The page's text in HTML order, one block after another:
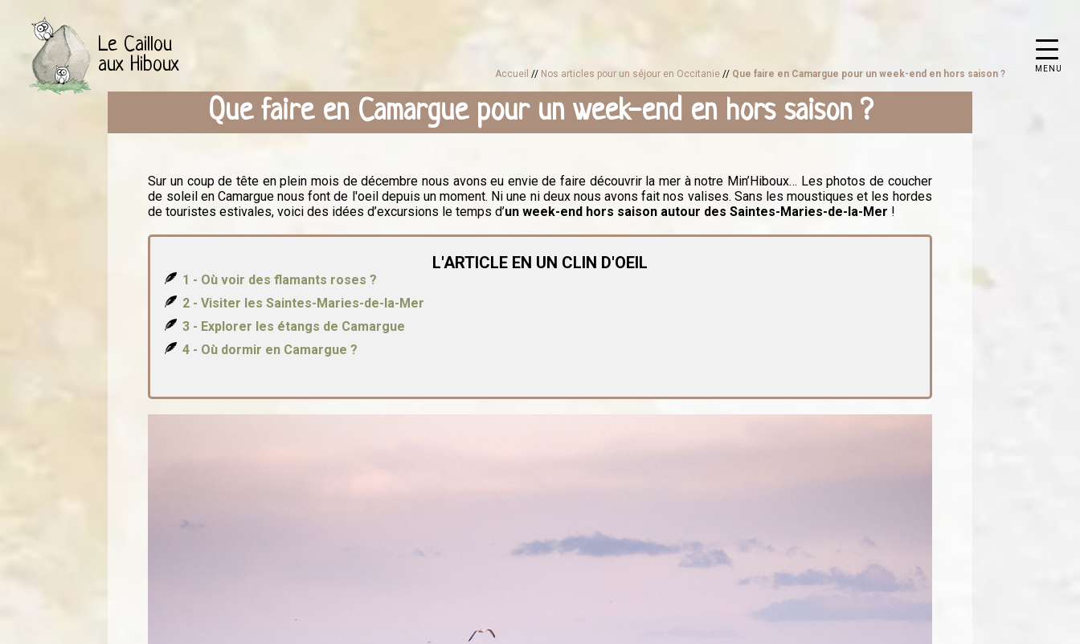
MENU
Le Caillou
aux Hiboux
Accueil // Nos articles pour un séjour en Occitanie // Que faire en Camargue pour un week-end en hors saison ?
Que faire en Camargue pour un week-end en hors saison ?
Sur un coup de tête en plein mois de décembre nous avons eu envie de faire découvrir la mer à notre Min’Hiboux… Les photos de coucher
de soleil en Camargue nous font de l'oeil depuis un moment. Ni une ni deux nous avons fait nos valises. Sans les moustiques et les hordes
de touristes estivales, voici des idées d’excursions le temps d’un week-end hors saison autour des Saintes-Maries-de-la-Mer !
L'ARTICLE EN UN CLIN D'OEIL
1 - Où voir des flamants roses ?
2 - Visiter les Saintes-Maries-de-la-Mer
3 - Explorer les étangs de Camargue
4 - Où dormir en Camargue ?